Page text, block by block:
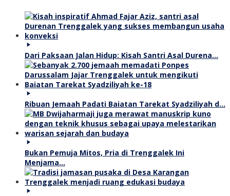
Dari Paksaan Jalan Hidup: Kisah Santri Asal Durena…
Ribuan Jemaah Padati Baiatan Tarekat Syadziliyah d…
Bukan Pemuja Mitos, Pria di Trenggalek Ini
Menjama…